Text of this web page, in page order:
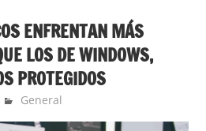
ENFRENTAN MÁS
LOS DE WINDOWS,
PROTEGIDOS
Ernesto Herrera
General